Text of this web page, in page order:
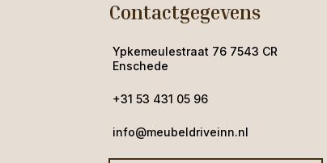
Contactgegevens
Ypkemeulestraat 76 7543 CR
Enschede
+31 53 431 05 96
info@meubeldriveinn.nl